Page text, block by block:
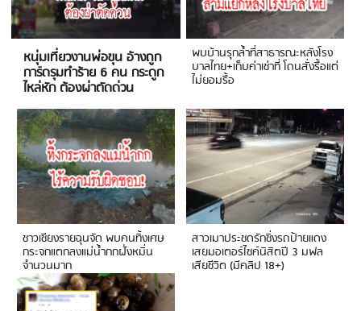
หนุ่มเที่ยวงานพ่อขุน อ้างถูก
การ์ดรุมทำร้าย 6 คน กระดูก
ไหล่หัก ต้องผ่าตัดด่วน
พบบ้านรุกล้ำที่สาธารณะหลังโรง
บาลไทย+เก็บค่าเช่าที่ โดนสั่งรื้อแต่
ไม่ยอมรื้อ
ชาวเชียงรายฉุนจัด พบคนทิ้งเศษ
กระจกแตกลงแม่น้ำกกฝั่งหมิ่น
จำนวนมาก
สาวเมาประชดรักซิ่งรถป้ายแดง
เสยมอเตอร์ไซค์นิสิตปี 3 มฟล
เสียชีวิต (มีคลิป 18+)